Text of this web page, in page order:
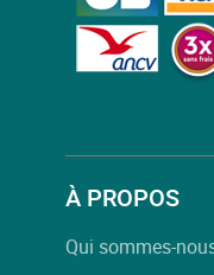
À PROPOS
Qui sommes-